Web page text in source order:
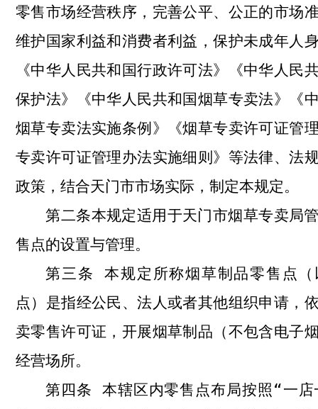
零售市场经营秩序，完善公平、公正的市场
维护国家利益和消费者利益，保护未成年人
《中华人民共和国行政许可法》《中华人民
保护法》《中华人民共和国烟草专卖法》《
烟草专卖法实施条例》《烟草专卖许可证管
专卖许可证管理办法实施细则》等法律、法
政策 ，结合天门市市场实际，制定本规定。
第二条本规定适用于天门市烟草专卖局
售点的设置与管理。
第三条
本规定所称烟草制品零售点
点）是指经公民、法人或者其他组织申请，
卖零售许可证，开展烟草制品（不包含电子
经营场所。
第四条
本辖区内零售点布局按照“一